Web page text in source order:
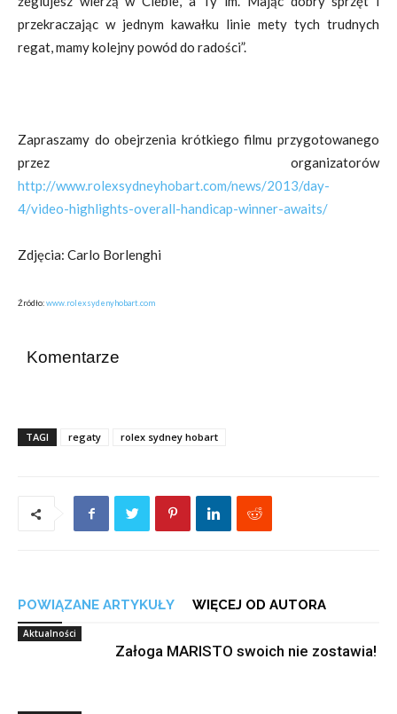
przekraczając w jednym kawałku linie mety tych trudnych
regat, mamy kolejny powód do radości”.
Zapraszamy do obejrzenia krótkiego filmu przygotowanego
przez organizatorów
http://www.rolexsydneyhobart.com/news/2013/day-
4/video-highlights-overall-handicap-winner-awaits/
Zdjęcia: Carlo Borlenghi
Źródło:www.rolexsydenyhobart.com
Komentarze
TAGI regaty rolex sydney hobart
POWIĄZANE ARTYKUŁY WIĘCEJ OD AUTORA
Aktualności
Załoga MARISTO swoich nie zostawia!